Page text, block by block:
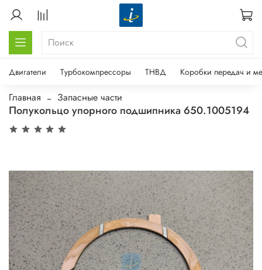
Двигатели Турбокомпрессоры ТНВД Коробки передач и
Главная Запасные части
Полукольцо упорного подшипника 650.1005194